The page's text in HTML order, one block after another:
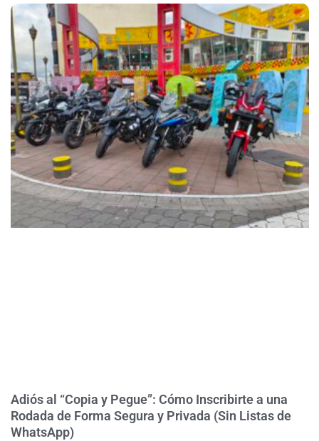
Adiós al “Copia y Pegue”: Cómo Inscribirte a una
Rodada de Forma Segura y Privada (Sin Listas de
WhatsApp)